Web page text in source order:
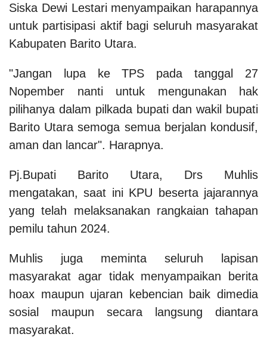
Siska Dewi Lestari menyampaikan harapannya
untuk partisipasi aktif bagi seluruh masyarakat
Kabupaten Barito Utara.
"Jangan lupa ke TPS pada tanggal 27
Nopember nanti untuk mengunakan hak
pilihanya dalam pilkada bupati dan wakil bupati
Barito Utara semoga semua berjalan kondusif,
aman dan lancar". Harapnya.
Pj.Bupati Barito Utara, Drs Muhlis
mengatakan, saat ini KPU beserta jajarannya
yang telah melaksanakan rangkaian tahapan
pemilu tahun 2024.
Muhlis juga meminta seluruh lapisan
masyarakat agar tidak menyampaikan berita
hoax maupun ujaran kebencian baik dimedia
sosial maupun secara langsung diantara
masyarakat.